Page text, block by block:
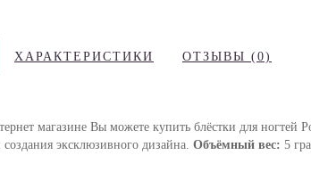
ХАРАКТЕРИСТИКИ ОТЗЫВЫ (0)
магазине Вы можете купить блёстки для ногтей
эксклюзивного дизайна. Объёмный вес: 5